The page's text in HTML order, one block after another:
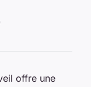
offre une